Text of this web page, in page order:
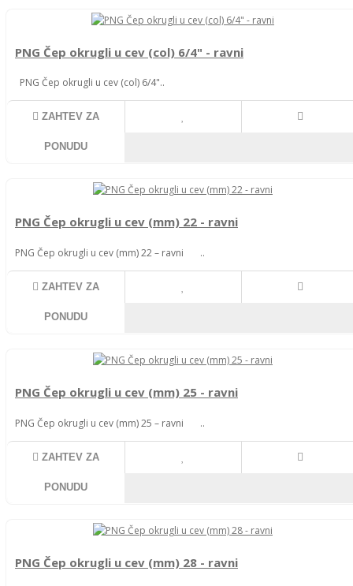
PNG Čep okrugli u cev (col) 6/4" - ravni
PNG Čep okrugli u cev (col) 6/4"..
ZAHTEV ZA
PONUDU
PNG Čep okrugli u cev (mm) 22 - ravni
PNG Čep okrugli u cev (mm) 22 – ravni ..
ZAHTEV ZA
PONUDU
PNG Čep okrugli u cev (mm) 25 - ravni
PNG Čep okrugli u cev (mm) 25 – ravni ..
ZAHTEV ZA
PONUDU
PNG Čep okrugli u cev (mm) 28 - ravni